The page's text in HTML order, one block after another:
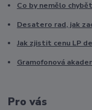
Co by nemělo
Desatero rad, jak
Jak zjistit cenu LP
Gramofonová
Pro vás